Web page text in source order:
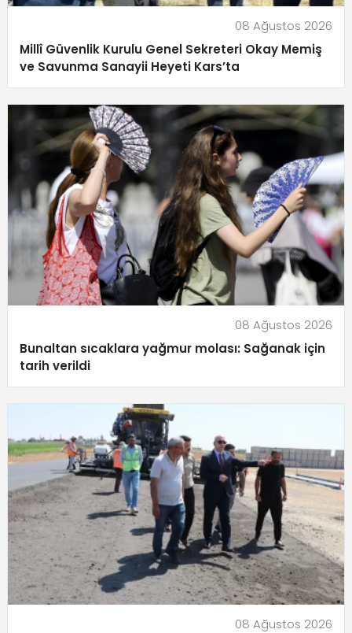
08 Ağustos 2026
Millî Güvenlik Kurulu Genel Sekreteri Okay Memiş
ve Savunma Sanayii Heyeti Kars’ta
08 Ağustos 2026
Bunaltan sıcaklara yağmur molası: Sağanak için
tarih verildi
08 Ağustos 2026